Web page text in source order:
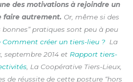
des motivations à rejoindre un
faire autrement. Or, même si des
bonnes” pratiques sont peu à peu
Comment créer un tiers-lieu ? La
septembre 2014 et Rapport tiers-
, La Coopérative Tiers-Lieux,
de réussite de cette posture “hors